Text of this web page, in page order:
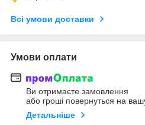
Всі умови доставки
Умови оплати
Ви отримаєте замовлення
або гроші повернуться на
Детальніше